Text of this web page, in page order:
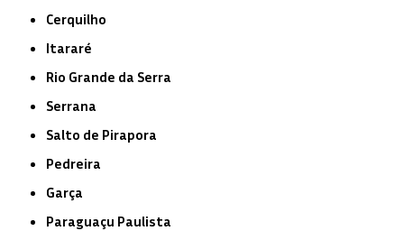
Cerquilho
Itararé
Rio Grande da Serra
Serrana
Salto de Pirapora
Pedreira
Garça
Paraguaçu Paulista